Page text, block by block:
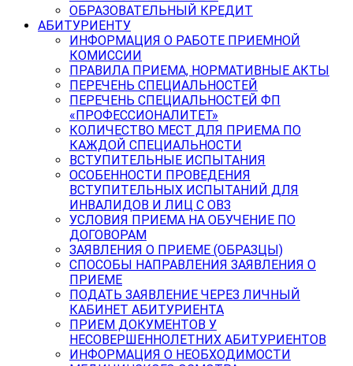
ОБРАЗОВАТЕЛЬНЫЙ КРЕДИТ
АБИТУРИЕНТУ
ИНФОРМАЦИЯ О РАБОТЕ ПРИЕМНОЙ
КОМИССИИ
ПРАВИЛА ПРИЕМА, НОРМАТИВНЫЕ АКТЫ
ПЕРЕЧЕНЬ СПЕЦИАЛЬНОСТЕЙ
ПЕРЕЧЕНЬ СПЕЦИАЛЬНОСТЕЙ ФП
«ПРОФЕССИОНАЛИТЕТ»
КОЛИЧЕСТВО МЕСТ ДЛЯ ПРИЕМА ПО
КАЖДОЙ СПЕЦИАЛЬНОСТИ
ВСТУПИТЕЛЬНЫЕ ИСПЫТАНИЯ
ОСОБЕННОСТИ ПРОВЕДЕНИЯ
ВСТУПИТЕЛЬНЫХ ИСПЫТАНИЙ ДЛЯ
ИНВАЛИДОВ И ЛИЦ С ОВЗ
УСЛОВИЯ ПРИЕМА НА ОБУЧЕНИЕ ПО
ДОГОВОРАМ
ЗАЯВЛЕНИЯ О ПРИЕМЕ (ОБРАЗЦЫ)
СПОСОБЫ НАПРАВЛЕНИЯ ЗАЯВЛЕНИЯ О
ПРИЕМЕ
ПОДАТЬ ЗАЯВЛЕНИЕ ЧЕРЕЗ ЛИЧНЫЙ
КАБИНЕТ АБИТУРИЕНТА
ПРИЕМ ДОКУМЕНТОВ У
НЕСОВЕРШЕННОЛЕТНИХ АБИТУРИЕНТОВ
ИНФОРМАЦИЯ О НЕОБХОДИМОСТИ